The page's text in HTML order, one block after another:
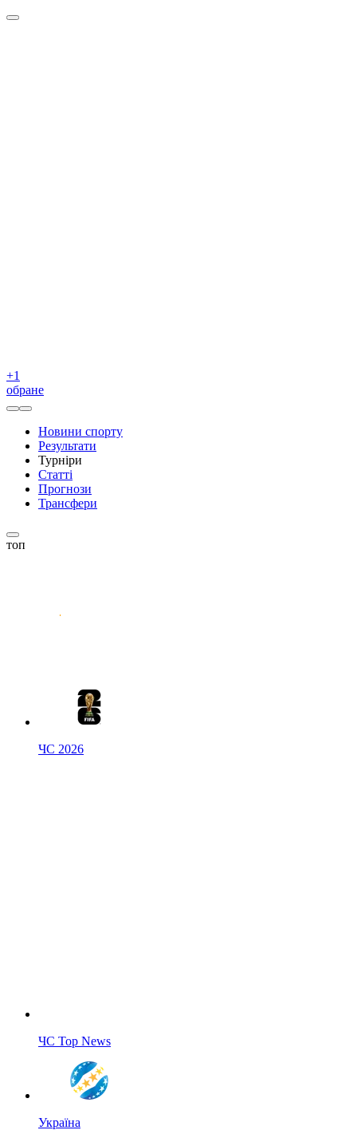
+1
обране
Новини спорту
Результати
Турніри
Статті
Прогнози
Трансфери
топ
ЧС 2026
ЧС Top News
Україна